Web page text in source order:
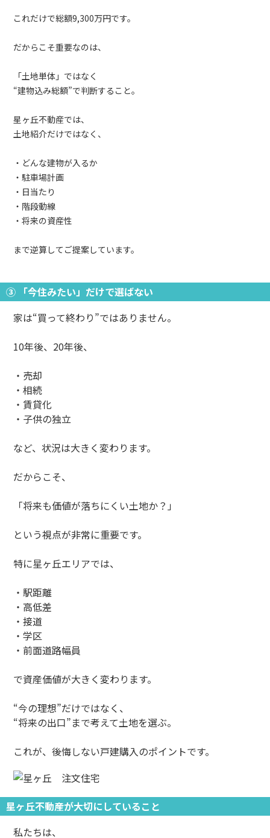
これだけで総額9,300万円です。
だからこそ重要なのは、
「土地単体」ではなく
“建物込み総額”で判断すること。
星ヶ丘不動産では、
土地紹介だけではなく、
・どんな建物が入るか
・駐車場計画
・日当たり
・階段動線
・将来の資産性
まで逆算してご提案しています。
③ 「今住みたい」だけで選ばない
家は“買って終わり”ではありません。
10年後、20年後、
・売却
・相続
・賃貸化
・子供の独立
など、状況は大きく変わります。
だからこそ、
「将来も価値が落ちにくい土地か？」
という視点が非常に重要です。
特に星ヶ丘エリアでは、
・駅距離
・高低差
・接道
・学区
・前面道路幅員
で資産価値が大きく変わります。
“今の理想”だけではなく、
“将来の出口”まで考えて土地を選ぶ。
これが、後悔しない戸建購入のポイントです。
星ヶ丘不動産が大切にしていること
私たちは、